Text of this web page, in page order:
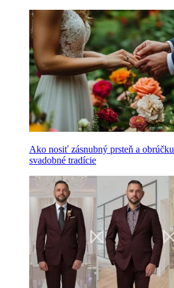
Ako nosiť zásnubný prsteň a
svadobné tradície